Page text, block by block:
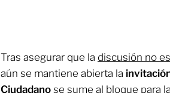
Tras asegurar que la discusión no
aún se mantiene abierta la
Ciudadano se sume al bloque para la